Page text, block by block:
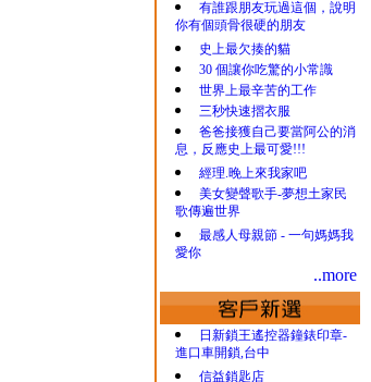
有誰跟朋友玩過這個，說明
你有個頭骨很硬的朋友
史上最欠揍的貓
30 個讓你吃驚的小常識
世界上最辛苦的工作
三秒快速摺衣服
爸爸接獲自己要當阿公的消
息，反應史上最可愛!!!
經理.晚上來我家吧
美女變聲歌手-夢想土家民
歌傳遍世界
最感人母親節 - 一句媽媽我
愛你
..more
日新鎖王遙控器鐘錶印章-
進口車開鎖,台中
信益鎖匙店